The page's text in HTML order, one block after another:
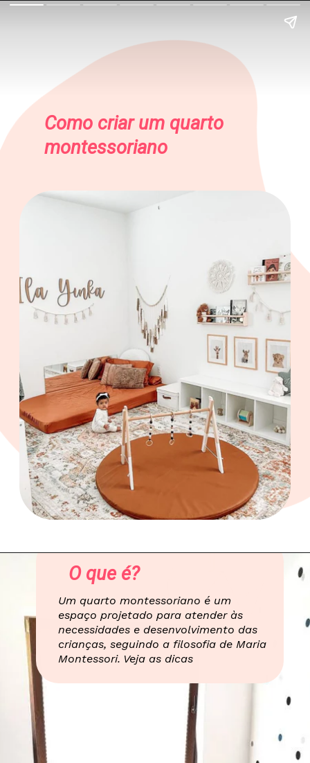
Como criar um quarto
montessoriano
Um quarto montessoriano é um
espaço projetado para atender às
necessidades e desenvolvimento das
crianças, seguindo a filosofia de Maria
Montessori. Veja as dicas
O que é?